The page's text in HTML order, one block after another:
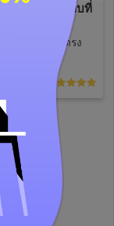
ำถามเพื่อคำตอบที่
ยร์ได้ทุกเรื่อง